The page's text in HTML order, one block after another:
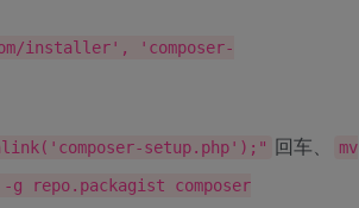
installer', 'composer-
setup.php');" 回车、
mv
g repo.packagist composer